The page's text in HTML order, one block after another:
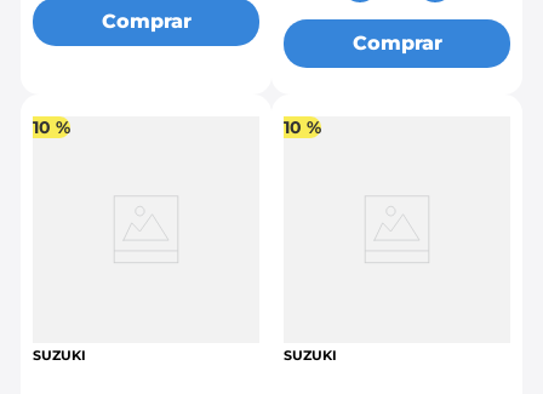
Comprar
Comprar
10 %
SUZUKI
10 %
SUZUKI